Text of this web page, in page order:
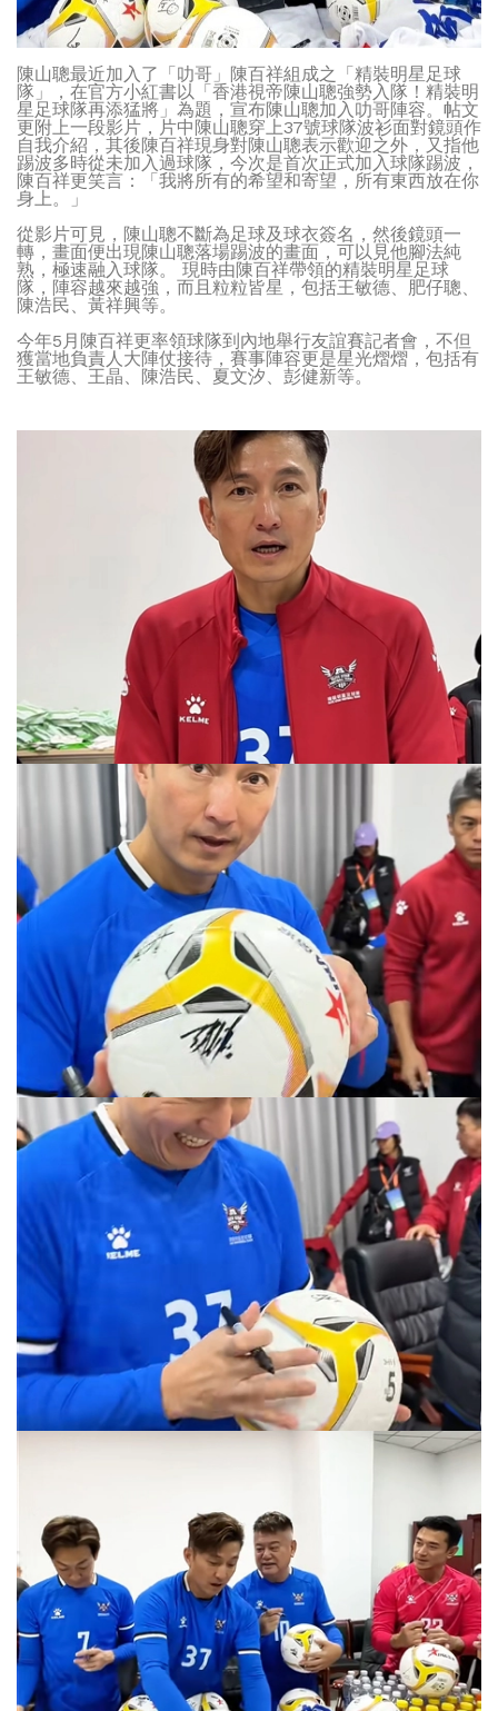
陳山聰最近加入了「叻哥」陳百祥組成之「精裝明星足球
隊」，在官方小紅書以「香港視帝陳山聰強勢入隊！精裝明
星足球隊再添猛將」為題，宣布陳山聰加入叻哥陣容。帖文
更附上一段影片，片中陳山聰穿上37號球隊波衫面對鏡頭作
自我介紹，其後陳百祥現身對陳山聰表示歡迎之外，又指他
踢波多時從未加入過球隊，今次是首次正式加入球隊踢波，
陳百祥更笑言：「我將所有的希望和寄望，所有東西放在你
身上。」
從影片可見，陳山聰不斷為足球及球衣簽名，然後鏡頭一
轉，畫面便出現陳山聰落場踢波的畫面，可以見他腳法純
熟，極速融入球隊。 現時由陳百祥帶領的精裝明星足球
隊，陣容越來越強，而且粒粒皆星，包括王敏德、肥仔聰、
陳浩民、黃祥興等。
今年5月陳百祥更率領球隊到內地舉行友誼賽記者會，不但
獲當地負責人大陣仗接待，賽事陣容更是星光熠熠，包括有
王敏德、王晶、陳浩民、夏文汐、彭健新等。